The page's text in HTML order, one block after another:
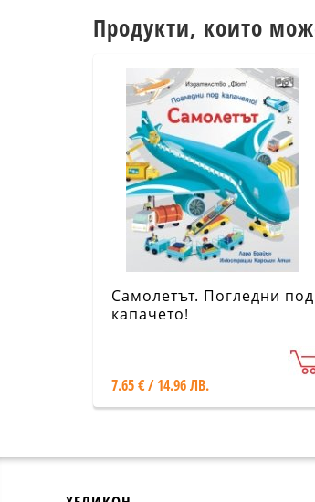
Продукти, които
Самолетът. Погледни под
капачето!
7.65 € / 14.96 ЛВ.